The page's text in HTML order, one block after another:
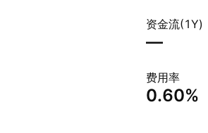
资金流(1Y)
—
费用率
0.60%